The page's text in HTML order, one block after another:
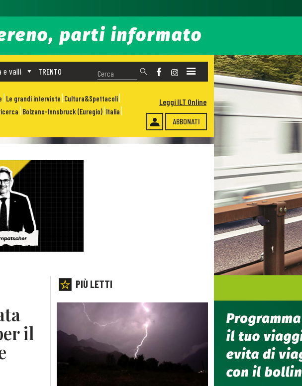
TRENTO
e valli
Le grandi interviste Cultura&Spettacoli
Bolzano-Innsbruck (Euregio) Italia
ABBONATI
Leggi ILT Online
il
PIÙ LETTI